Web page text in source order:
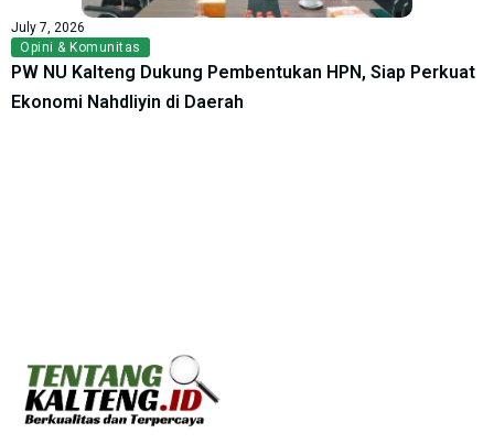
July 7, 2026
Opini & Komunitas
PW NU Kalteng Dukung Pembentukan HPN, Siap Perkuat
Ekonomi Nahdliyin di Daerah